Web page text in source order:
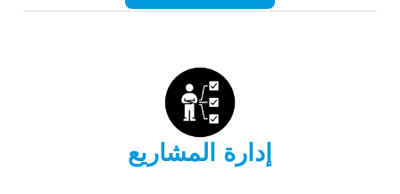
إدارة المشاريع